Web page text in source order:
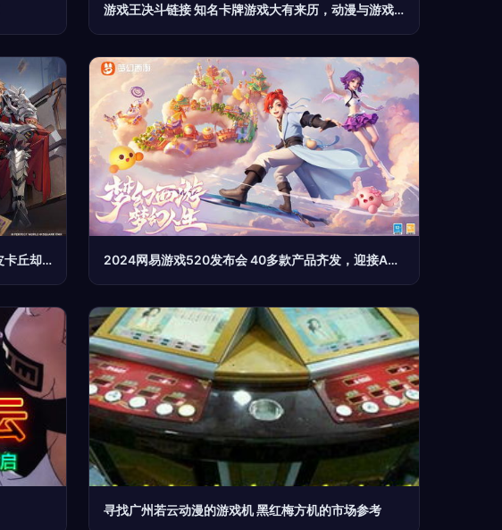
游戏王决斗链接 知名卡牌游戏大有来历，动漫与游戏的创意碰撞
过了但没全过 首款国行宝可梦游戏获版号，皮卡丘却被挡住了 2024网易游戏520发布会 40多款产品齐发，迎接ACG开发新时代
寻找广州若云动漫的游戏机 黑红梅方机的市场参考